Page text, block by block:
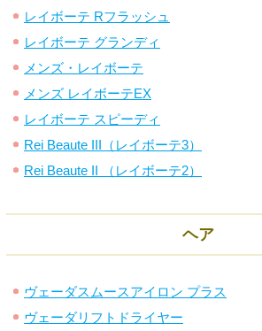
レイボーテ Rフラッシュ
レイボーテ グランディ
メンズ・レイボーテ
メンズ レイボーテEX
レイボーテ スピーディ
Rei Beaute III（レイボーテ3）
Rei Beaute II （レイボーテ2）
ヘア
ヴェーダスムースアイロン プラス
ヴェーダリフトドライヤー